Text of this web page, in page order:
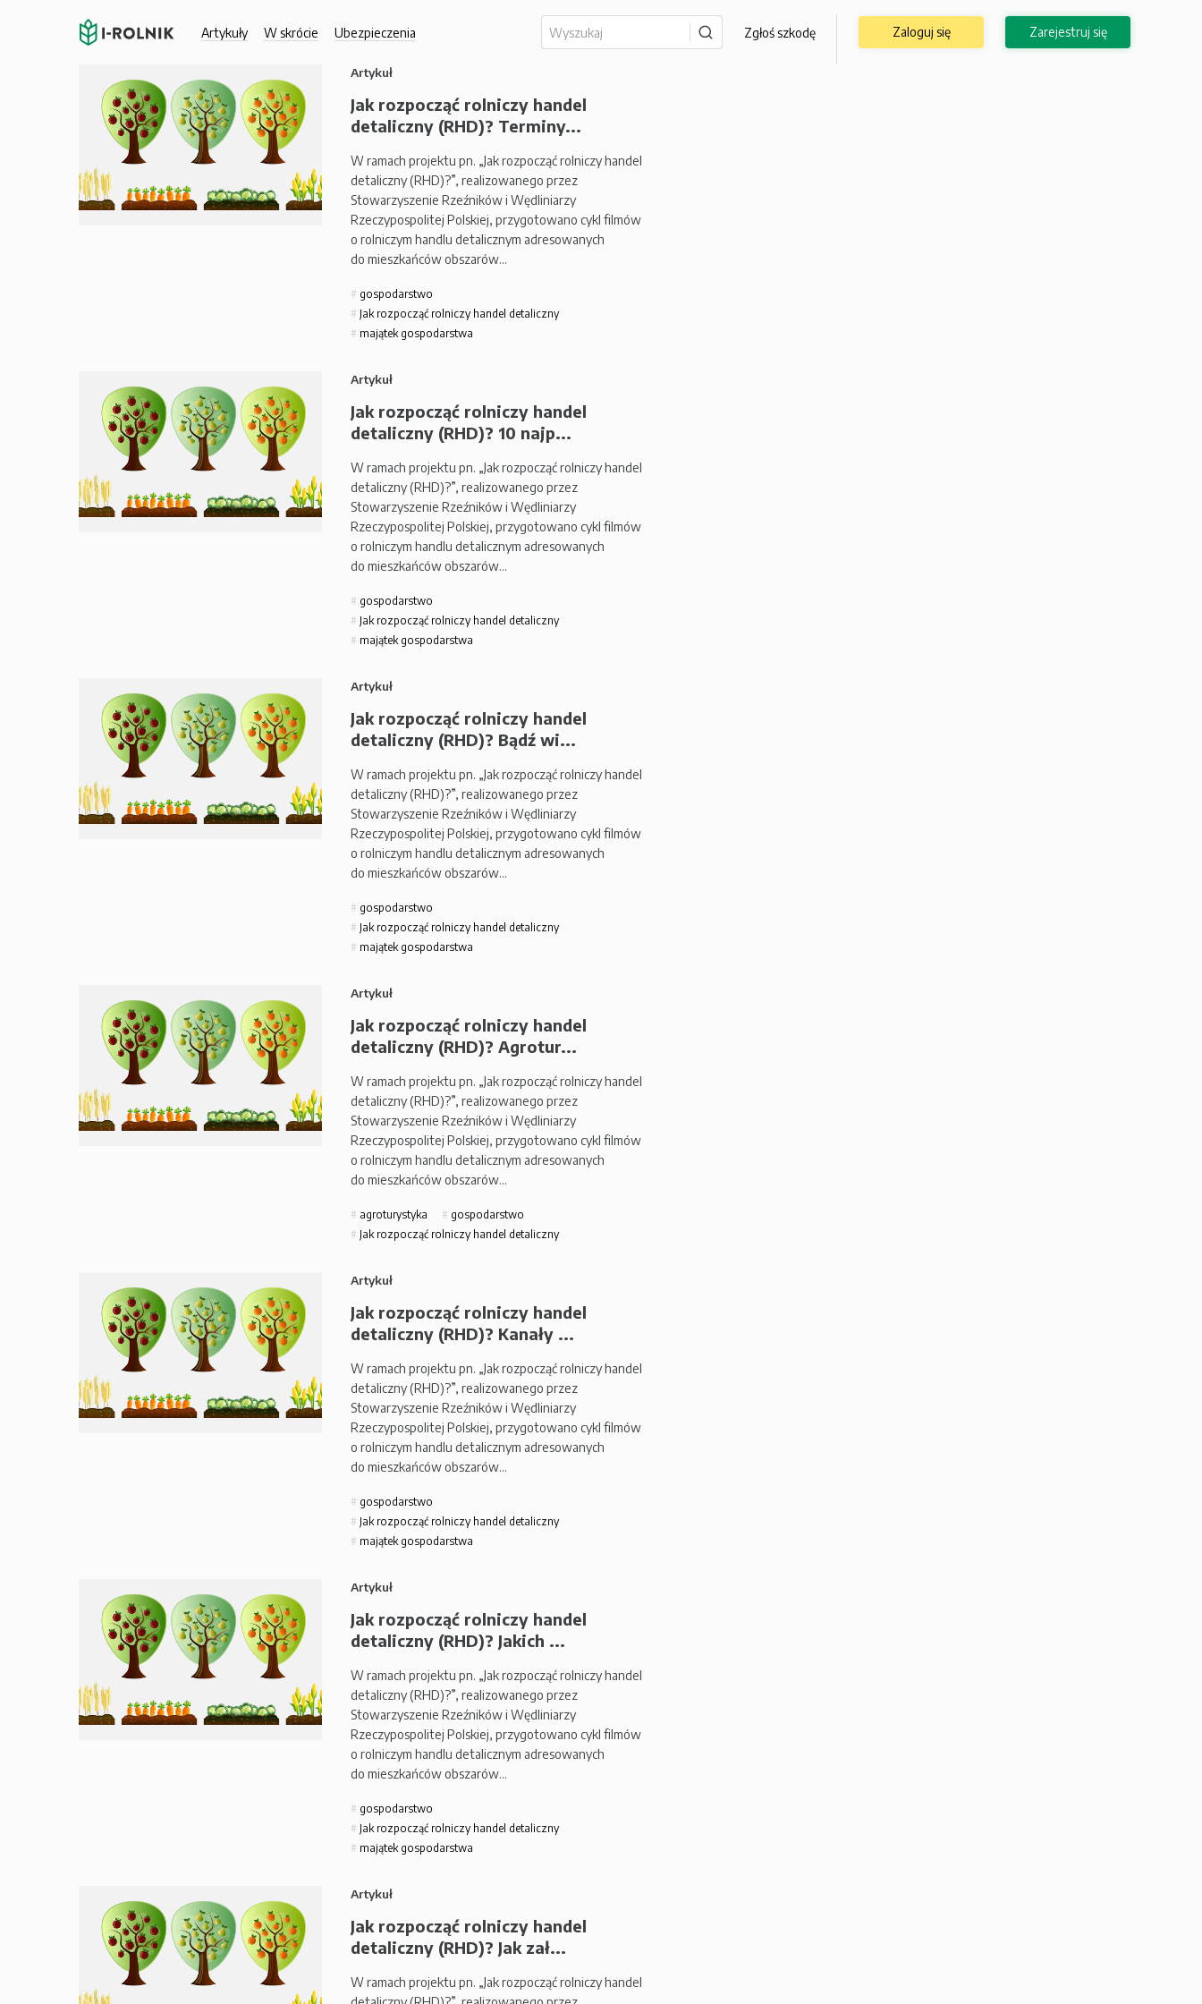
Artykuły W skrócie Ubezpieczenia Zgłoś szkodę Zaloguj się Zarejestruj się
Artykuł
Jak rozpocząć rolniczy handel
detaliczny (RHD)? Terminy...
W ramach projektu pn. „Jak rozpocząć rolniczy handel
detaliczny (RHD)?”, realizowanego przez
Stowarzyszenie Rzeźników i Wędliniarzy
Rzeczypospolitej Polskiej, przygotowano cykl filmów
o rolniczym handlu detalicznym adresowanych
do mieszkańców obszarów…
gospodarstwo
Jak rozpocząć rolniczy handel detaliczny
majątek gospodarstwa
Artykuł
Jak rozpocząć rolniczy handel
detaliczny (RHD)? 10 najp...
W ramach projektu pn. „Jak rozpocząć rolniczy handel
detaliczny (RHD)?”, realizowanego przez
Stowarzyszenie Rzeźników i Wędliniarzy
Rzeczypospolitej Polskiej, przygotowano cykl filmów
o rolniczym handlu detalicznym adresowanych
do mieszkańców obszarów…
gospodarstwo
Jak rozpocząć rolniczy handel detaliczny
majątek gospodarstwa
Artykuł
Jak rozpocząć rolniczy handel
detaliczny (RHD)? Bądź wi...
W ramach projektu pn. „Jak rozpocząć rolniczy handel
detaliczny (RHD)?”, realizowanego przez
Stowarzyszenie Rzeźników i Wędliniarzy
Rzeczypospolitej Polskiej, przygotowano cykl filmów
o rolniczym handlu detalicznym adresowanych
do mieszkańców obszarów…
gospodarstwo
Jak rozpocząć rolniczy handel detaliczny
majątek gospodarstwa
Artykuł
Jak rozpocząć rolniczy handel
detaliczny (RHD)? Agrotur...
W ramach projektu pn. „Jak rozpocząć rolniczy handel
detaliczny (RHD)?”, realizowanego przez
Stowarzyszenie Rzeźników i Wędliniarzy
Rzeczypospolitej Polskiej, przygotowano cykl filmów
o rolniczym handlu detalicznym adresowanych
do mieszkańców obszarów…
agroturystyka
gospodarstwo
Jak rozpocząć rolniczy handel detaliczny
Artykuł
Jak rozpocząć rolniczy handel
detaliczny (RHD)? Kanały ...
W ramach projektu pn. „Jak rozpocząć rolniczy handel
detaliczny (RHD)?”, realizowanego przez
Stowarzyszenie Rzeźników i Wędliniarzy
Rzeczypospolitej Polskiej, przygotowano cykl filmów
o rolniczym handlu detalicznym adresowanych
do mieszkańców obszarów…
gospodarstwo
Jak rozpocząć rolniczy handel detaliczny
majątek gospodarstwa
Artykuł
Jak rozpocząć rolniczy handel
detaliczny (RHD)? Jakich ...
W ramach projektu pn. „Jak rozpocząć rolniczy handel
detaliczny (RHD)?”, realizowanego przez
Stowarzyszenie Rzeźników i Wędliniarzy
Rzeczypospolitej Polskiej, przygotowano cykl filmów
o rolniczym handlu detalicznym adresowanych
do mieszkańców obszarów…
gospodarstwo
Jak rozpocząć rolniczy handel detaliczny
majątek gospodarstwa
Artykuł
Jak rozpocząć rolniczy handel
detaliczny (RHD)? Jak zał...
W ramach projektu pn. „Jak rozpocząć rolniczy handel